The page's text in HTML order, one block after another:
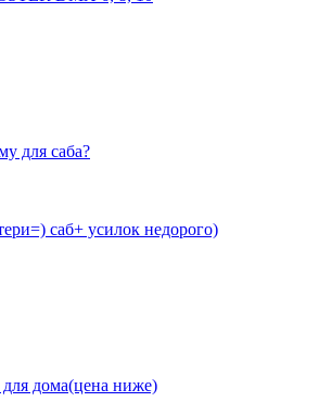
для саба?
саб+ усилок недорого)
для дома(цена ниже)